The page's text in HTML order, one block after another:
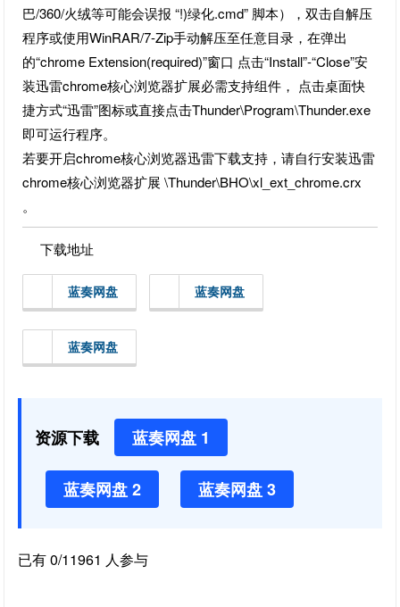
巴/360/火绒等可能会误报 “!)绿化.cmd” 脚本），双击自解压
程序或使用WinRAR/7-Zip手动解压至任意目录，在弹出
的“chrome Extension(required)”窗口 点击“Install”-“Close”安
装迅雷chrome核心浏览器扩展必需支持组件， 点击桌面快
捷方式“迅雷”图标或直接点击Thunder\Program\Thunder.exe
即可运行程序。
若要开启chrome核心浏览器迅雷下载支持，请自行安装迅雷
chrome核心浏览器扩展 \Thunder\BHO\xl_ext_chrome.crx
。
下载地址
蓝奏网盘 蓝奏网盘
蓝奏网盘
资源下载 蓝奏网盘 1
蓝奏网盘 2 蓝奏网盘 3
已有 0/11961 人参与